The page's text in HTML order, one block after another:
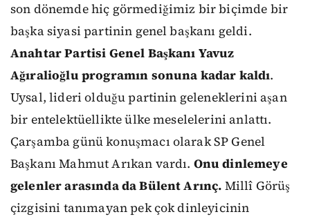
son dönemde hiç görmediğimiz bir biçimde bir
başka siyasi partinin genel başkanı geldi.
Anahtar Partisi Genel Başkanı Yavuz
Ağıralioğlu programın sonuna kadar kaldı.
Uysal, lideri olduğu partinin geleneklerini aşan
bir entelektüellikte ülke meselelerini anlattı.
Çarşamba günü konuşmacı olarak SP Genel
Başkanı Mahmut Arıkan vardı. Onu dinlemeye
gelenler arasında da Bülent Arınç. Millî Görüş
çizgisini tanımayan pek çok dinleyicinin